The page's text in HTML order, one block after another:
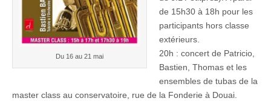
Du 16 au 21 mai
de 15h30 à 18h pour les
participants hors classe
extérieurs.
20h : concert de Patricio,
Bastien, Thomas et les
ensembles de tubas de la
master class au conservatoire, rue de la Fonderie à Douai.